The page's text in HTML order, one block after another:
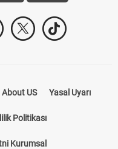
About US Yasal Uyarı
Politikası
Kurumsal